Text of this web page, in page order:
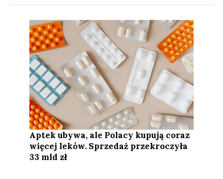
Aptek ubywa, ale Polacy kupują coraz
więcej leków. Sprzedaż przekroczyła
33 mld zł